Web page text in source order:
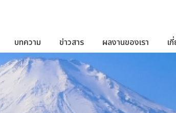
บทความ ข่าวสาร ผลงานของเรา เ